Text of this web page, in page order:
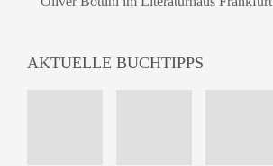
AKTUELLE BUCHTIPPS